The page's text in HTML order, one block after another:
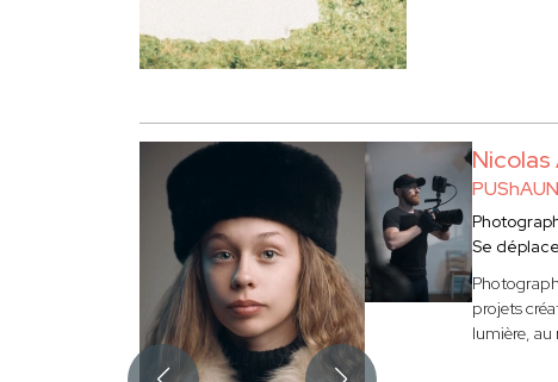
Nicolas
Se
projets
lumière, au